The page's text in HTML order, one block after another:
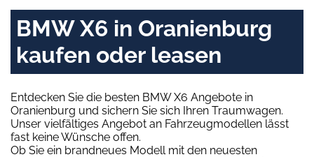
BMW X6 in Oranienburg
kaufen oder leasen
Entdecken Sie die besten BMW X6 Angebote in
Oranienburg und sichern Sie sich Ihren Traumwagen.
Unser vielfältiges Angebot an Fahrzeugmodellen lässt
fast keine Wünsche offen.
Ob Sie ein brandneues Modell mit den neuesten